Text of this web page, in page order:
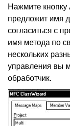
Нажмите кнопку
предложит имя
согласиться с
имя метода по
нескольких
управления вы
обработчик.